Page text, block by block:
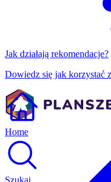
Jak działają rekomendacje?
Dowiedz się jak korzystać
Home
Szukaj